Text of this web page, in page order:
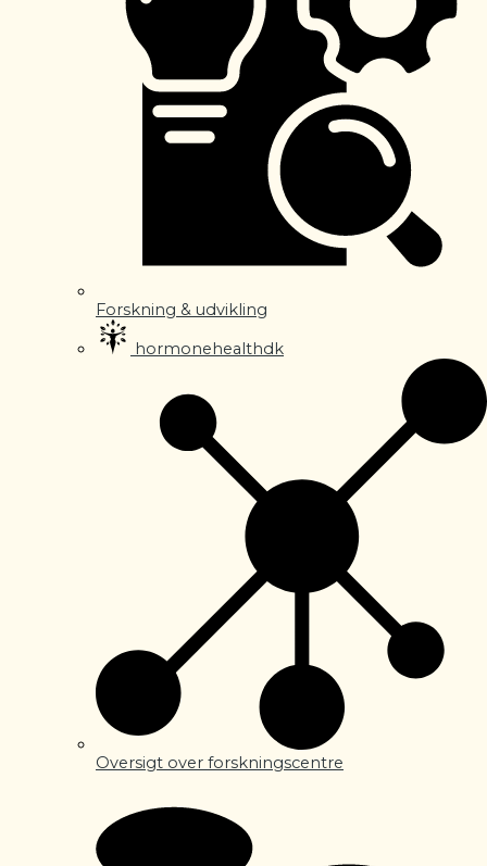
Forskning & udvikling
hormonehealthdk
Oversigt over forskningscentre